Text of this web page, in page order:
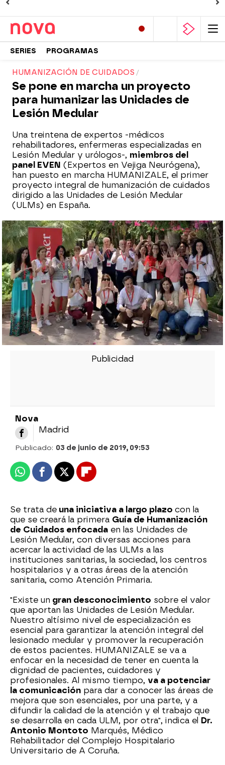
SERIES PROGRAMAS
HUMANIZACIÓN DE CUIDADOS
Se pone en marcha un proyecto
para humanizar las Unidades de
Lesión Medular
Una treintena de expertos -médicos
rehabilitadores, enfermeras especializadas en
Lesión Medular y urólogos-, miembros del
panel EVEN (Expertos en Vejiga Neurógena),
han puesto en marcha HUMANIZALE, el primer
proyecto integral de humanización de cuidados
dirigido a las Unidades de Lesión Medular
(ULMs) en España.
Nova
Madrid
Publicado: 03 de junio de 2019, 09:53
WhatsappFacebook
X Flipboard
Se trata de una iniciativa a largo plazo con la
que se creará la primera Guía de Humanización
de Cuidados enfocada en las Unidades de
Lesión Medular, con diversas acciones para
acercar la actividad de las ULMs a las
instituciones sanitarias, la sociedad, los centros
hospitalarios y a otras áreas de la atención
sanitaria, como Atención Primaria.
"Existe un gran desconocimiento sobre el valor
que aportan las Unidades de Lesión Medular.
Nuestro altísimo nivel de especialización es
esencial para garantizar la atención integral del
lesionado medular y promover la recuperación
de estos pacientes. HUMANIZALE se va a
enfocar en la necesidad de tener en cuenta la
dignidad de pacientes, cuidadores y
profesionales. Al mismo tiempo, va a potenciar
la comunicación para dar a conocer las áreas de
mejora que son esenciales, por una parte, y a
difundir la calidad de la atención y el trabajo que
se desarrolla en cada ULM, por otra", indica el Dr.
Antonio Montoto Marqués, Médico
Rehabilitador del Complejo Hospitalario
Universitario de A Coruña.